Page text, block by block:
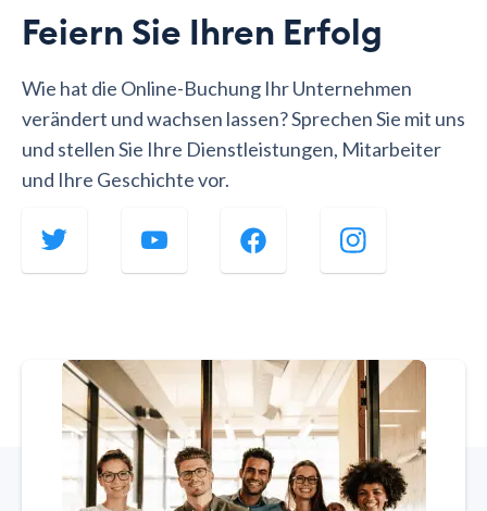
Feiern Sie Ihren Erfolg
Wie hat die Online-Buchung Ihr Unternehmen
verändert und wachsen lassen? Sprechen Sie mit uns
und stellen Sie Ihre Dienstleistungen, Mitarbeiter
und Ihre Geschichte vor.